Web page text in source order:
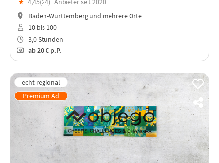
★ 4,45(24) Anbieter seit 2020
Baden-Württemberg und mehrere Orte
10 bis 100
3,0 Stunden
ab20 € p.P.